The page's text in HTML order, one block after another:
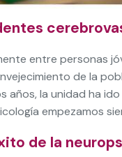
entre personas
de la
años, la unidad ha
empezamos
de la